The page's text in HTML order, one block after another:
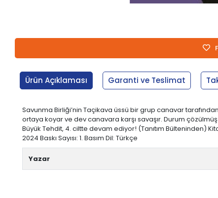
Ürün Açıklaması Garanti ve Teslimat
Savunma Birliği’nin Taçikava üssü bir grup canavar
ortaya koyar ve dev canavara karşı savaşır. Durum
Büyük Tehdit, 4. ciltte devam ediyor! (Tanıtım Bülteninden)
2024 Baskı Sayısı: 1. Basım Dil: Türkçe
Yazar